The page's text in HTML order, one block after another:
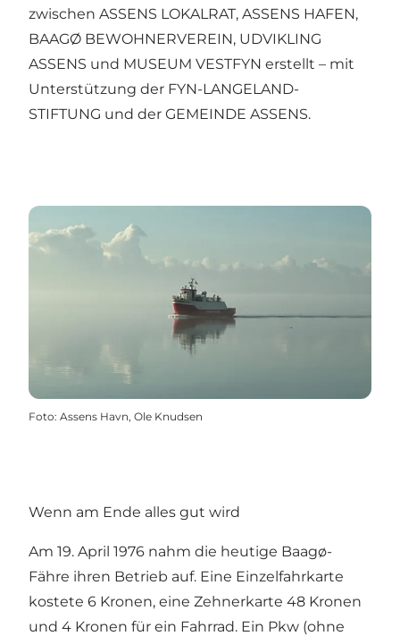
zwischen ASSENS LOKALRAT, ASSENS HAFEN,
BAAGØ BEWOHNERVEREIN, UDVIKLING
ASSENS und MUSEUM VESTFYN erstellt – mit
Unterstützung der FYN-LANGELAND-
STIFTUNG und der GEMEINDE ASSENS.
Foto: Assens Havn, Ole Knudsen
Wenn am Ende alles gut wird
Am 19. April 1976 nahm die heutige Baagø-
Fähre ihren Betrieb auf. Eine Einzelfahrkarte
kostete 6 Kronen, eine Zehnerkarte 48 Kronen
und 4 Kronen für ein Fahrrad. Ein Pkw (ohne